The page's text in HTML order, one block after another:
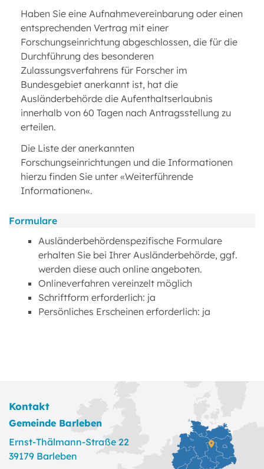
Haben Sie eine Aufnahmevereinbarung oder einen
entsprechenden Vertrag mit einer
Forschungseinrichtung abgeschlossen, die für die
Durchführung des besonderen
Zulassungsverfahrens für Forscher im
Bundesgebiet anerkannt ist, hat die
Ausländerbehörde die Aufenthaltserlaubnis
innerhalb von 60 Tagen nach Antragsstellung zu
erteilen.
Die Liste der anerkannten
Forschungseinrichtungen und die Informationen
hierzu finden Sie unter «Weiterführende
Informationen«.
Formulare
Ausländerbehördenspezifische Formulare
erhalten Sie bei Ihrer Ausländerbehörde, ggf.
werden diese auch online angeboten.
Onlineverfahren vereinzelt möglich
Schriftform erforderlich: ja
Persönliches Erscheinen erforderlich: ja
Kontakt
Gemeinde Barleben
Ernst-Thälmann-Straße 22
39179 Barleben